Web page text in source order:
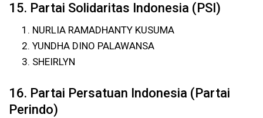
15. Partai Solidaritas Indonesia (PSI)
NURLIA RAMADHANTY KUSUMA
YUNDHA DINO PALAWANSA
SHEIRLYN
16. Partai Persatuan Indonesia (Partai
Perindo)